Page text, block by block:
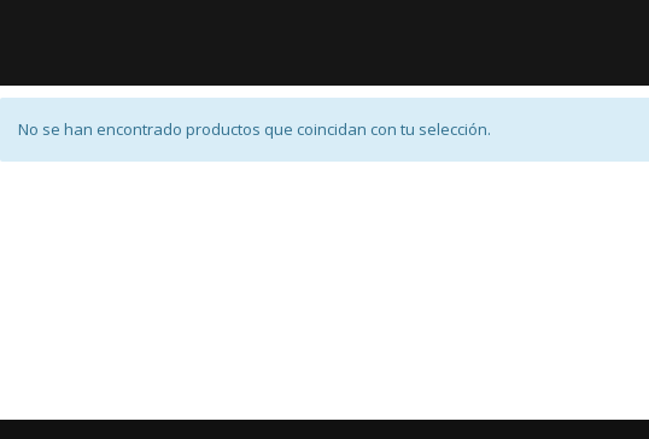
No se han encontrado productos que coincidan con tu selección.